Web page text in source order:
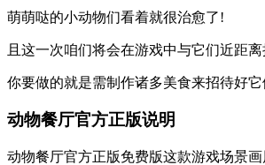
萌萌哒的小动物们看着就很治愈了!
且这一次咱们将会在游戏中与它们近距
你要做的就是需制作诸多美食来招待好它
动物餐厅官方正版说明
动物餐厅官方正版免费版这款游戏场景